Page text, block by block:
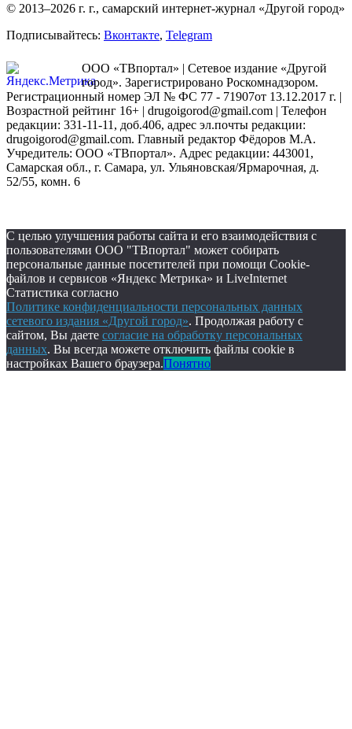
© 2013–2026 г. г., самарский интернет-журнал «Другой город»
Подписывайтесь: Вконтакте, Telegram
ООО «ТВпортал» | Сетевое издание «Другой
город». Зарегистрировано Роскомнадзором.
Регистрационный номер ЭЛ № ФС 77 - 71907от 13.12.2017 г. |
Возрастной рейтинг 16+ | drugoigorod@gmail.com | Телефон
редакции: 331-11-11, доб.406, адрес эл.почты редакции:
drugoigorod@gmail.com. Главный редактор Фёдоров М.А.
Учредитель: ООО «ТВпортал». Адрес редакции: 443001,
Самарская обл., г. Самара, ул. Ульяновская/Ярмарочная, д.
52/55, комн. 6
С целью улучшения работы сайта и его взаимодействия с
пользователями ООО "ТВпортал" может собирать
персональные данные посетителей при помощи Cookie-
файлов и сервисов «Яндекс Метрика» и LiveInternet
Статистика согласно
Политике конфиденциальности персональных данных
сетевого издания «Другой город». Продолжая работу с
сайтом, Вы даете согласие на обработку персональных
данных. Вы всегда можете отключить файлы cookie в
настройках Вашего браузера.Понятно